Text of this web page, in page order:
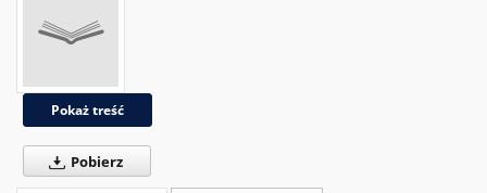
Pokaż treść
Pobierz